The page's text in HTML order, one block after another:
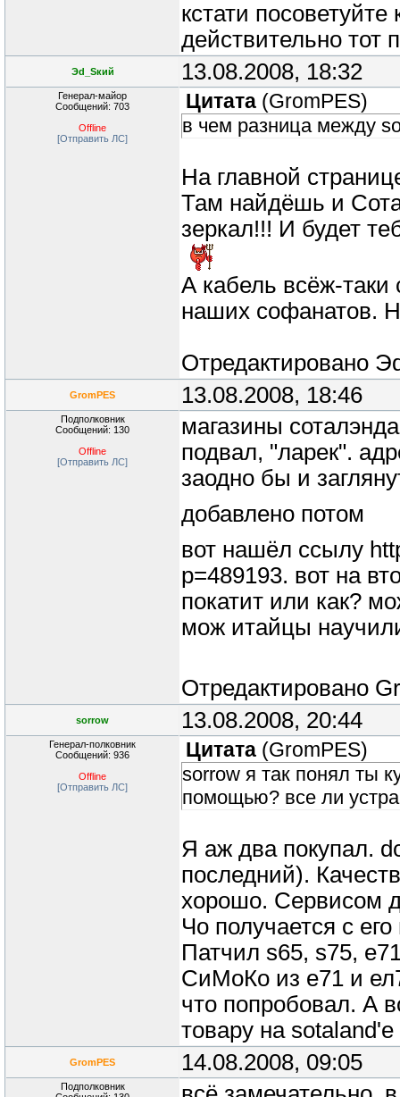
кстати посоветуйте
действительно тот
Эd_Sкий 13.08.2008, 18:32
Генерал-майор
Сообщений: 703
Offline
[Отправить ЛС]
Цитата (GromPES)
в чем разница между
На главной
Там найдёшь и
зеркал!!! И будет
А кабель всёж-таки
наших софанатов.
Отредактировано
GromPES 13.08.2008, 18:46
Подполковник
Сообщений: 130
Offline
[Отправить ЛС]
магазины
подвал, "ларек".
заодно бы и
добавлено потом
вот нашёл ссылу
p=489193. вот на
покатит или как?
мож итайцы
Отредактировано
sorrow 13.08.2008, 20:44
Генерал-полковник
Сообщений: 936
Offline
[Отправить ЛС]
Цитата (GromPES)
sorrow я так понял ты
помощью? все ли
Я аж два покупал.
последний).
хорошо. Сервисом
Чо получается с
Патчил s65, s75,
СиМоКо из е71 и
что попробовал. А
товару на
GromPES 14.08.2008, 09:05
Подполковник